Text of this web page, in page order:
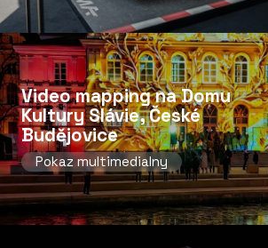
Video mapping na Domu
Kultury Slávie, České
Budějovice
Pokaz multimedialny